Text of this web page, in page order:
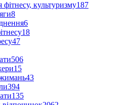
культуризму187
8
6
18
47
506
15
43
394
135